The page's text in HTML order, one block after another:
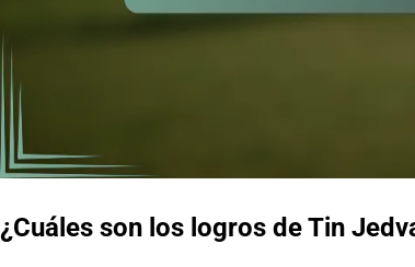
¿Cuáles son los logros de Tin